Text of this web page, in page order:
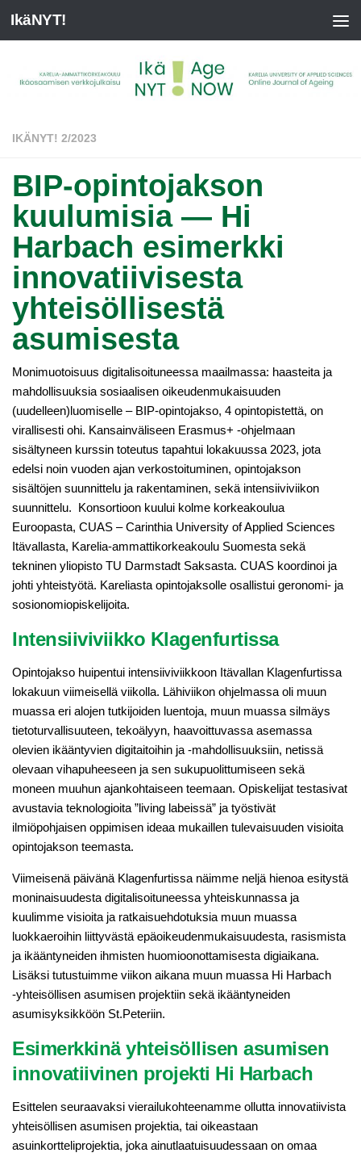
IkäNYT!
IKÄNYT! 2/2023
BIP-opintojakson
kuulumisia — Hi
Harbach esimerkki
innovatiivisesta
yhteisöllisestä
asumisesta
Monimuotoisuus digitalisoituneessa maailmassa: haasteita ja
mahdollisuuksia sosiaalisen oikeudenmukaisuuden
(uudelleen)luomiselle – BIP-opintojakso, 4 opintopistettä, on
virallisesti ohi. Kansainväliseen Erasmus+ ‑ohjelmaan
sisältyneen kurssin toteutus tapahtui lokakuussa 2023, jota
edelsi noin vuoden ajan verkostoituminen, opintojakson
sisältöjen suunnittelu ja rakentaminen, sekä intensiiviviikon
suunnittelu. Konsortioon kuului kolme korkeakoulua
Euroopasta, CUAS – Carinthia University of Applied Sciences
Itävallasta, Karelia-ammattikorkeakoulu Suomesta sekä
tekninen yliopisto TU Darmstadt Saksasta. CUAS koordinoi ja
johti yhteistyötä. Kareliasta opintojaksolle osallistui geronomi- ja
sosionomiopiskelijoita.
Intensiiviviikko Klagenfurtissa
Opintojakso huipentui intensiiviviikkoon Itävallan Klagenfurtissa
lokakuun viimeisellä viikolla. Lähiviikon ohjelmassa oli muun
muassa eri alojen tutkijoiden luentoja, muun muassa silmäys
tietoturvallisuuteen, tekoälyyn, haavoittuvassa asemassa
olevien ikääntyvien digitaitoihin ja ‑mahdollisuuksiin, netissä
olevaan vihapuheeseen ja sen sukupuolittumiseen sekä
moneen muuhun ajankohtaiseen teemaan. Opiskelijat testasivat
avustavia teknologioita ”living labeissä” ja työstivät
ilmiöpohjaisen oppimisen ideaa mukaillen tulevaisuuden visioita
opintojakson teemasta.
Viimeisenä päivänä Klagenfurtissa näimme neljä hienoa esitystä
moninaisuudesta digitalisoituneessa yhteiskunnassa ja
kuulimme visioita ja ratkaisuehdotuksia muun muassa
luokkaeroihin liittyvästä epäoikeudenmukaisuudesta, rasismista
ja ikääntyneiden ihmisten huomioonottamisesta digiaikana.
Lisäksi tutustuimme viikon aikana muun muassa Hi Harbach
‑yhteisöllisen asumisen projektiin sekä ikääntyneiden
asumisyksikköön St.Peteriin.
Esimerkkinä yhteisöllisen asumisen
innovatiivinen projekti Hi Harbach
Esittelen seuraavaksi vierailukohteenamme ollutta innovatiivista
yhteisöllisen asumisen projektia, tai oikeastaan
asuinkortteliprojektia, joka ainutlaatuisuudessaan on omaa